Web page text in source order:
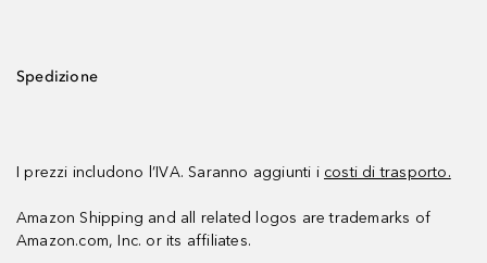
Spedizione
I prezzi includono l’IVA. Saranno aggiunti i costi di trasporto.
Amazon Shipping and all related logos are trademarks of
Amazon.com, Inc. or its affiliates.